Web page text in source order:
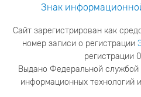
Знак
Сайт зарегистрирован как
номер записи о регистрации
регистрации
Выдано Федеральной службой
информационных технологий